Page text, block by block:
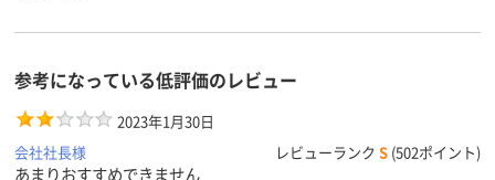
参考になっている低評価のレビュー
2023年1月30日
会社社長様
レビューランク S (502ポイント)
あまりおすすめできません